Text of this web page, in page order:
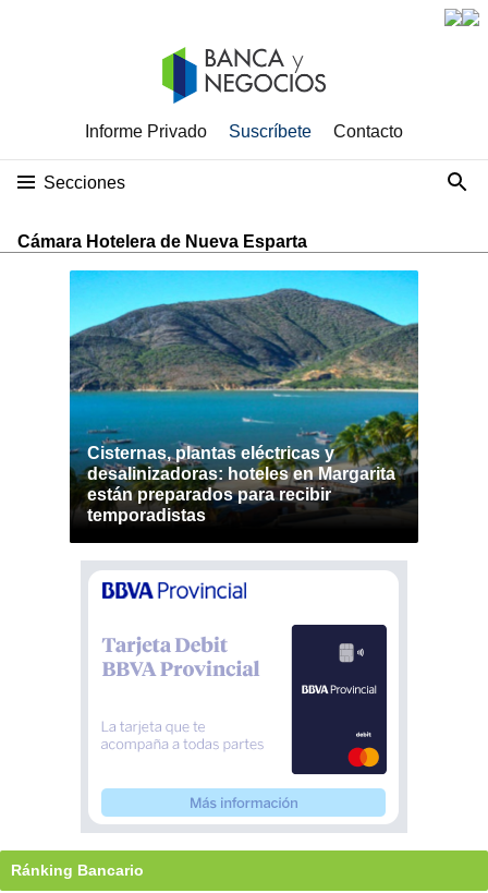
Informe Privado Suscríbete Contacto
Secciones
Cámara Hotelera de Nueva Esparta
Cisternas, plantas eléctricas y
desalinizadoras: hoteles en Margarita
están preparados para recibir
temporadistas
Ránking Bancario